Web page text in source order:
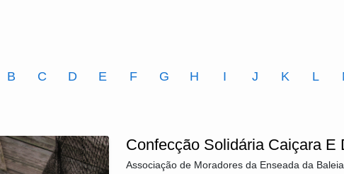
B C D E F G H I J K L
Confecção Solidária Caiçara E
Associação de Moradores da Enseada da Baleia